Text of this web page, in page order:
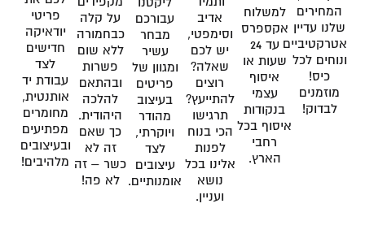
המחירים
שלנו עדיין
אטרקטיביים
ונוחים לכל
כיס!
מוזמנים
לבדוק!
למשלוח
אקספרס
עד 24
שעות או
איסוף
עצמי
בנקודות
איסוף בכל
רחבי
הארץ.
אדיב
וסימפטי,
יש לכם
שאלה?
רוצים
להתייעץ?
תרגישו
הכי בנוח
לפנות
אלינו בכל
נושא
ועניין.
עבורכם
מבחר
עשיר
ומגוון של
פריטים
בעיצוב
מהודר
ויוקרתי,
לצד
עיצובים
אומנותיים.
על קלה
כבחמורה
ללא שום
פשרות
ובהתאם
להלכה
היהודית.
כך שאם
זה לא
כשר – זה
לא פה!
פריטי
יודאיקה
חדישים
לצד
עבודת יד
אותנטית,
מחומרים
מפתיעים
ובעיצובים
מלהיבים!